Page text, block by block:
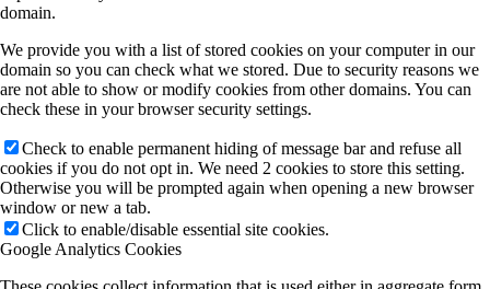
domain.
We provide you with a list of stored cookies on your computer in our
domain so you can check what we stored. Due to security reasons we
are not able to show or modify cookies from other domains. You can
check these in your browser security settings.
Check to enable permanent hiding of message bar and refuse all
cookies if you do not opt in. We need 2 cookies to store this setting.
Otherwise you will be prompted again when opening a new browser
window or new a tab.
Click to enable/disable essential site cookies.
Google Analytics Cookies